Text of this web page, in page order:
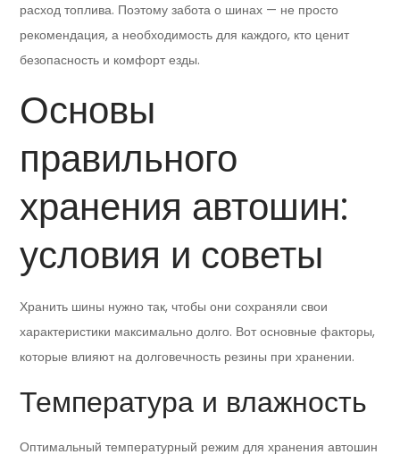
расход топлива. Поэтому забота о шинах — не просто
рекомендация, а необходимость для каждого, кто ценит
безопасность и комфорт езды.
Основы
правильного
хранения автошин:
условия и советы
Хранить шины нужно так, чтобы они сохраняли свои
характеристики максимально долго. Вот основные факторы,
которые влияют на долговечность резины при хранении.
Температура и влажность
Оптимальный температурный режим для хранения автошин